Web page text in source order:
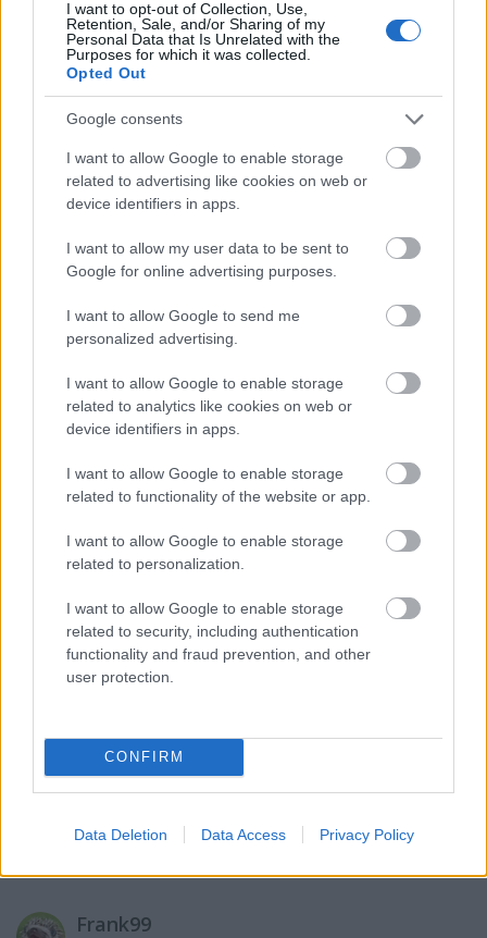
I want to opt-out of Collection, Use,
Retention, Sale, and/or Sharing of my
Personal Data that Is Unrelated with the
Purposes for which it was collected.
Opted Out
Google consents
I want to allow Google to enable storage
related to advertising like cookies on web or
device identifiers in apps.
I want to allow my user data to be sent to
Google for online advertising purposes.
I want to allow Google to send me
personalized advertising.
I want to allow Google to enable storage
related to analytics like cookies on web or
device identifiers in apps.
I want to allow Google to enable storage
related to functionality of the website or app.
I want to allow Google to enable storage
related to personalization.
I want to allow Google to enable storage
related to security, including authentication
functionality and fraud prevention, and other
user protection.
CONFIRM
Data Deletion Data Access Privacy Policy
Milánó legrégebbi cukrászdája
megnyitott Budapesten is
Grandiózus új helyszínnel és modern
technikával vár szeptemberben a miskolci
CineFest
Szólj hozzá!
A hozzászóláshoz be kell lépned!
14 éve
Szenzációs!Állítólag vannak megbocsájthatatlan
teszünk.Hát most bűnbe esek.
Frank99